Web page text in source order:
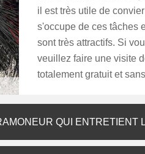
il est très utile de
s'occupe de ces tâches
sont très attractifs. Si
veuillez faire une visite
totalement gratuit et
QUI ENTRETIENT